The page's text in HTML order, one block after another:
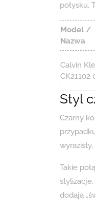
połysku.
Model /
Nazwa
Calvin
CK21102
Styl
Czarny
Takie
dodają